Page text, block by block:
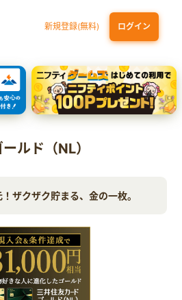
新規登録(無料) ログイン
JCB ORIGINAL SERIES：JCBカード S
）（家族カード発行）
ディズニープラス) セットプラン
ルド（NL）
ザクザク貯まる、金の一枚。